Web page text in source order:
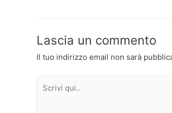
Lascia un commento
Il tuo indirizzo email non sarà